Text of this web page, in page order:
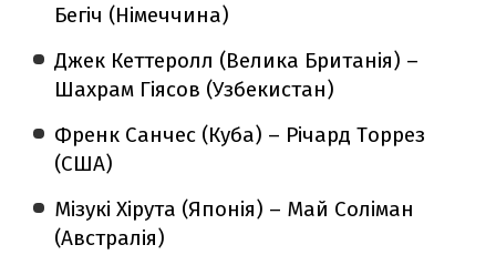
Бегіч (Німеччина)
Джек Кеттеролл (Велика Британія) –
Шахрам Гіясов (Узбекистан)
Френк Санчес (Куба) – Річард Торрез
(США)
Мізукі Хірута (Японія) – Май Соліман
(Австралія)